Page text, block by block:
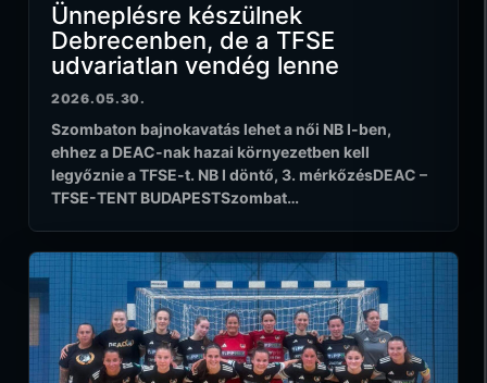
Ünneplésre készülnek
Debrecenben, de a TFSE
udvariatlan vendég lenne
2026.05.30.
Szombaton bajnokavatás lehet a női NB I-ben,
ehhez a DEAC-nak hazai környezetben kell
legyőznie a TFSE-t. NB I döntő, 3. mérkőzésDEAC –
TFSE-TENT BUDAPESTSzombat…